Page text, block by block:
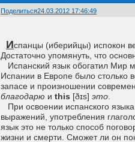
Поделиться24.03.2012 17:46:49
Испанцы (иберийцы) испокон
Достаточно упомянуть, что
Испанский язык обогатил Мир
Испании в Европе было столько
запасе и произношении
благодарю иthis [ðɪs]это.
При освоении испанского
выражений, употребления
язык это не только способ
жизни и смерти. Сможет ли он